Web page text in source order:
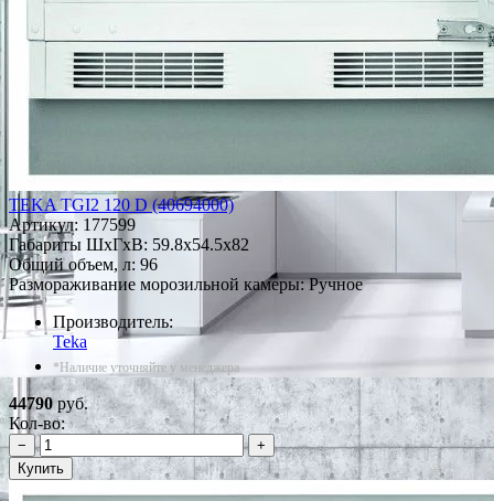
TEKA TGI2 120 D (40694000)
Артикул: 177599
Габариты ШxГxВ: 59.8x54.5x82
Общий объем, л: 96
Размораживание морозильной камеры: Ручное
Производитель:
Teka
*Наличие уточняйте у менеджера
44790руб.
Кол-во:
−
+
Купить